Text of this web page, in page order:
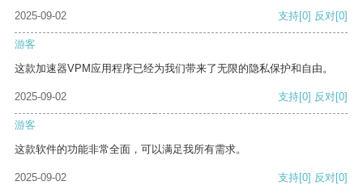
2025-09-02
支持[0] 反对[0]
游客
这款加速器VPM应用程序已经为我们带来了无限的隐私保护和自由。
2025-09-02 支持[0] 反对[0]
游客
这款软件的功能非常全面，可以满足我所有需求。
2025-09-02 支持[0] 反对[0]